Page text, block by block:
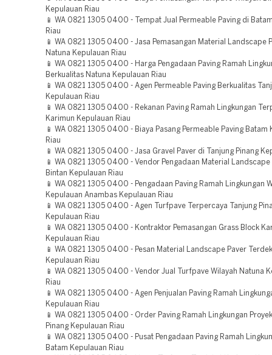
Kepulauan Riau
📱 WA 0821 1305 0400 - Tempat Jual Permeable Paving di
Riau
📱 WA 0821 1305 0400 - Jasa Pemasangan Material Landscape
Natuna Kepulauan Riau
📱 WA 0821 1305 0400 - Harga Pengadaan Paving Ramah
Berkualitas Natuna Kepulauan Riau
📱 WA 0821 1305 0400 - Agen Permeable Paving Berkualitas
Kepulauan Riau
📱 WA 0821 1305 0400 - Rekanan Paving Ramah Lingkungan
Karimun Kepulauan Riau
📱 WA 0821 1305 0400 - Biaya Pasang Permeable Paving Batam
Riau
📱 WA 0821 1305 0400 - Jasa Gravel Paver di Tanjung Pinang
📱 WA 0821 1305 0400 - Vendor Pengadaan Material Landscape
Bintan Kepulauan Riau
📱 WA 0821 1305 0400 - Pengadaan Paving Ramah Lingkungan
Kepulauan Anambas Kepulauan Riau
📱 WA 0821 1305 0400 - Agen Turfpave Terpercaya Tanjung
Kepulauan Riau
📱 WA 0821 1305 0400 - Kontraktor Pemasangan Grass Block
Kepulauan Riau
📱 WA 0821 1305 0400 - Pesan Material Landscape Paver
Kepulauan Riau
📱 WA 0821 1305 0400 - Vendor Jual Turfpave Wilayah Natuna
Riau
📱 WA 0821 1305 0400 - Agen Penjualan Paving Ramah
Kepulauan Riau
📱 WA 0821 1305 0400 - Order Paving Ramah Lingkungan
Pinang Kepulauan Riau
📱 WA 0821 1305 0400 - Pusat Pengadaan Paving Ramah
Batam Kepulauan Riau